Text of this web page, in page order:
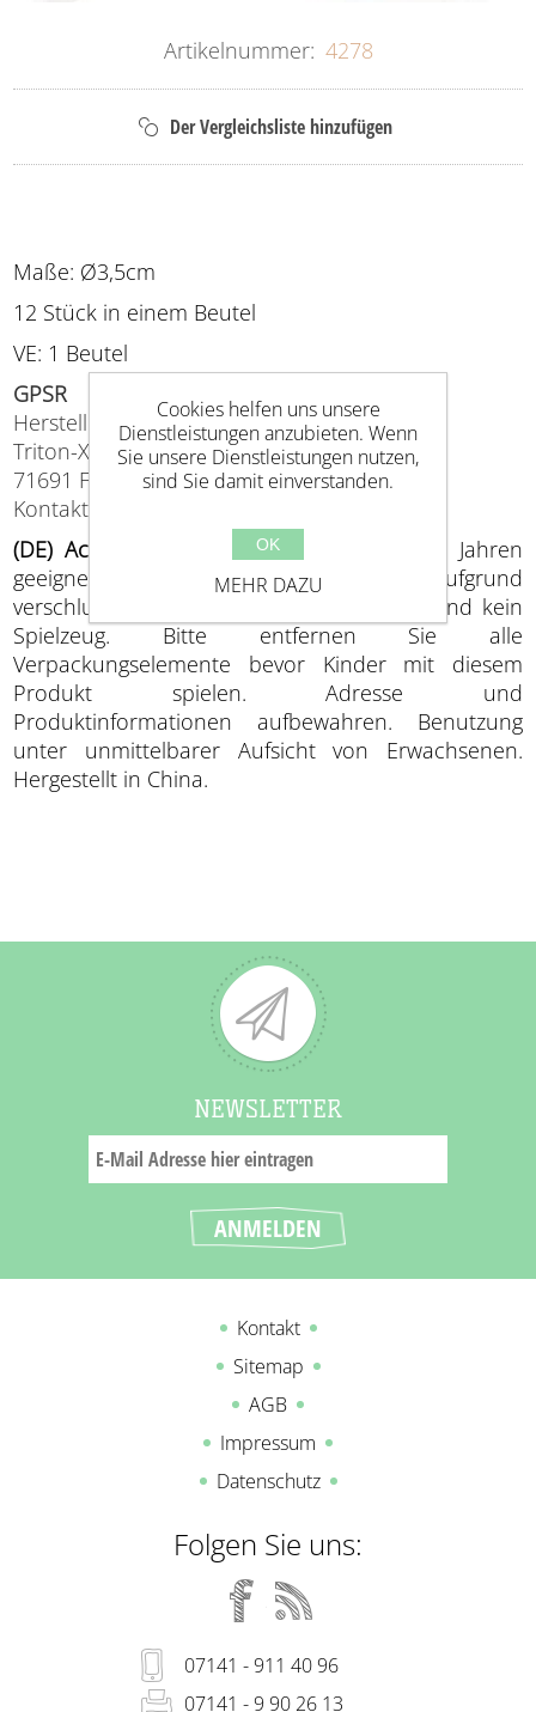
Artikelnummer: 4278
Maße: Ø3,5cm
12 Stück in einem Beutel
VE: 1 Beutel
GPSR
Hersteller (EU verantwortlich)
Triton-X, Planckstr. 5,
71691 Freiberg
Kontakt: info@triton-x.de
(DE) Achtung
: Nicht für Kinder unter drei Jahren
geeignet. Erstickungsgefahr aufgrund
verschluckbarer Kleinteile. Verpackungen sind kein
Spielzeug. Bitte entfernen Sie alle
Verpackungselemente bevor Kinder mit diesem
Produkt spielen. Adresse und
Produktinformationen aufbewahren. Benutzung
unter unmittelbarer Aufsicht von Erwachsenen.
Hergestellt in China.
NEWSLETTER
Kontakt
Sitemap
AGB
Impressum
Datenschutz
Folgen Sie uns:
07141 - 911 40 96
07141 - 9 90 26 13
Cookies helfen uns unsere
Dienstleistungen anzubieten. Wenn
Sie unsere Dienstleistungen nutzen,
sind Sie damit einverstanden.
OK
MEHR DAZU